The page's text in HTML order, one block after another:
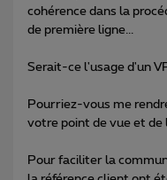
cohérence dans la
de première ligne...
Serait-ce l'usage d'un
Pourriez-vous me
votre point de vue et de
Pour faciliter la